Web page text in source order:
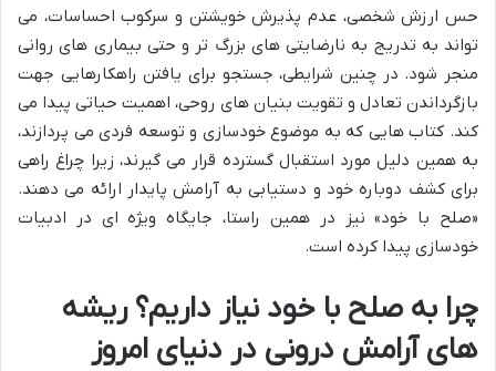
حس ارزش شخصی، عدم پذیرش خویشتن و سرکوب احساسات، می
تواند به تدریج به نارضایتی های بزرگ تر و حتی بیماری های روانی
منجر شود. در چنین شرایطی، جستجو برای یافتن راهکارهایی جهت
بازگرداندن تعادل و تقویت بنیان های روحی، اهمیت حیاتی پیدا می
کند. کتاب هایی که به موضوع خودسازی و توسعه فردی می پردازند،
به همین دلیل مورد استقبال گسترده قرار می گیرند، زیرا چراغ راهی
برای کشف دوباره خود و دستیابی به آرامش پایدار ارائه می دهند.
«صلح با خود» نیز در همین راستا، جایگاه ویژه ای در ادبیات
خودسازی پیدا کرده است.
چرا به صلح با خود نیاز داریم؟ ریشه
های آرامش درونی در دنیای امروز